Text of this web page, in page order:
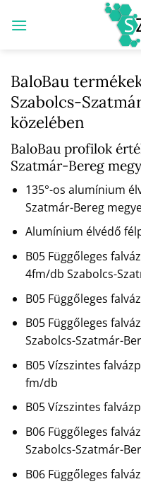
BaloBau
Szabolcs-
közelében
BaloBau profilok
Szatmár-Bereg
135°-os alumínium
Szatmár-Bereg
Alumínium élvédő
B05 Függőleges
4fm/db Szabolcs-
B05 Függőleges
B05 Függőleges
Szabolcs-Szatmár-
B05 Vízszintes
fm/db
B05 Vízszintes
B06 Függőleges
Szabolcs-Szatmár-
B06 Függőleges